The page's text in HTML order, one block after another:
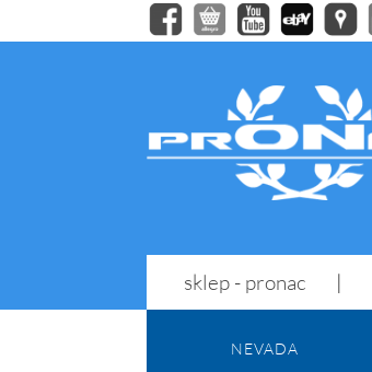
sklep - pronac
NEVADA